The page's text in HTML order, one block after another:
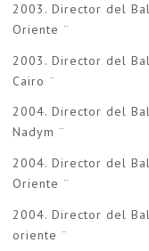
2003. Director del
Oriente ¨
2003. Director del
Cairo ¨
2004. Director del
Nadym ¨
2004. Director del
Oriente ¨
2004. Director del
oriente ¨